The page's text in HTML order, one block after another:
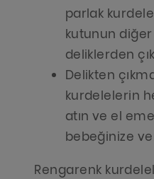
parlak
kutunun
deliklerden
Delikten
kurdelelerin
atın ve el
bebeğinize
Rengarenk